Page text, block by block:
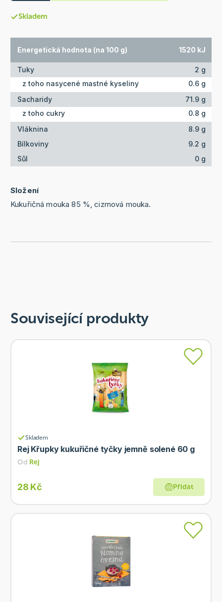
Skladem
Energetická hodnota (na 100 g) 1520 kJ
Tuky
2 g
z toho nasycené mastné kyseliny
0.6 g
Sacharidy
71.9 g
z toho cukry
0.8 g
Vláknina
8.9 g
Bílkoviny
9.2 g
Sůl
0 g
Složení
Kukuřičná mouka 85 %, cizrnová mouka.
Související produkty
Skladem
Rej Křupky kukuřičné tyčky jemně solené 60 g
Od Rej
28 Kč Přidat